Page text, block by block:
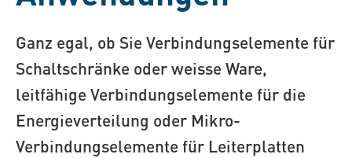
Ganz egal, ob Sie Verbindungselemente für
Schaltschränke oder weisse Ware,
leitfähige Verbindungselemente für die
Energieverteilung oder Mikro-
Verbindungselemente für Leiterplatten